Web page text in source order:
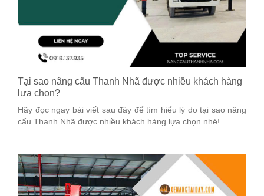
Tại sao nâng cẩu Thanh Nhã được nhiều khách hàng
lựa chọn?
Hãy đọc ngay bài viết sau đây để tìm hiểu lý do tại sao nâng
cẩu Thanh Nhã được nhiều khách hàng lựa chọn nhé!